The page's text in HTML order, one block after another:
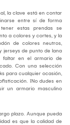
la clave está en contar
entre sí de forma
estas prendas se
a colores y cortes, y la
de colores neutros,
jerseys de punto de lana
faltar en el armario de
Con una selección
para cualquier ocasión,
¡No dudes en
un armario masculino
plazo. Aunque pueda
es que la calidad de